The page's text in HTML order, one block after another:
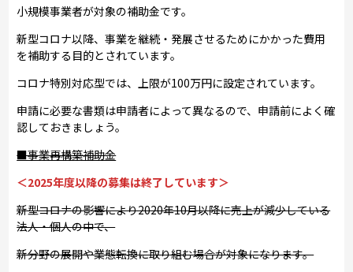
小規模事業者が対象の補助金です。
新型コロナ以降、事業を継続・発展させるためにかかった費用
を補助する目的とされています。
コロナ特別対応型では、上限が100万円に設定されています。
申請に必要な書類は申請者によって異なるので、申請前によく確
認しておきましょう。
■事業再構築補助金
＜2025年度以降の募集は終了しています＞
新型コロナの影響により2020年10月以降に売上が減少している
法人・個人の中で、
新分野の展開や業態転換に取り組む場合が対象になります。